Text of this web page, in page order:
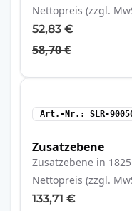
Nettopreis (zzgl.
52,83 €
58,70 €
Art.-Nr. SLR-
Zusatzebene
Zusatzebene in
Nettopreis (zzgl.
133,71 €